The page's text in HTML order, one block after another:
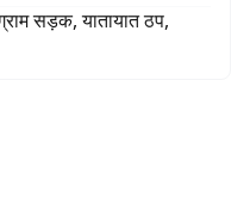
सड़क, यातायात ठप,